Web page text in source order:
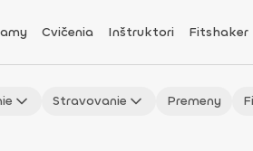
Cvičenia Inštruktori Fitshaker
Stravovanie Premeny